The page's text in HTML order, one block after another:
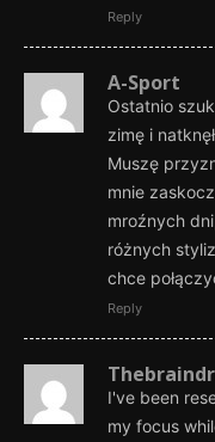
Reply
A-Sport
Ostatnio
zimę i
Muszę
mnie
mroźnych
różnych
chce
Reply
I've been
my focus